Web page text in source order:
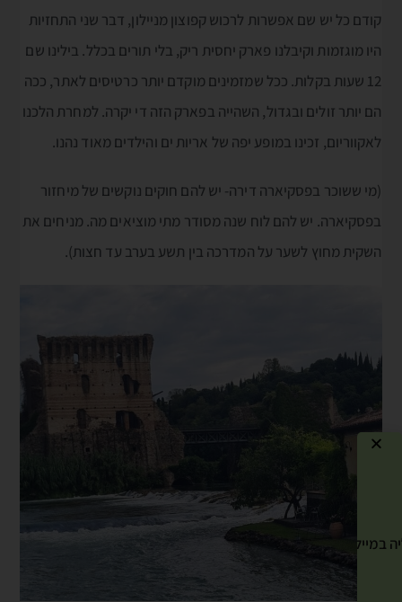
קודם כל יש שם אפשרות לרכוש קפוצון מניילון, דבר שני התחזיות
היו מוגזמות וקיבלנו פארק יחסית ריק, בלי תורים בכלל. בילינו שם
12 שעות בקלות. ככל שמזמינים מוקדם יותר כרטיסים לאתר, ככה
הם יותר זולים ובגדול, השהייה בפארק הזה די יקרה. למחרת הלכנו
לאקווריום, זכינו במופע יפה של אריות ים והילדים מאוד נהנו.
(מי ששוכר בפסקיארה דירה- יש להם חוקים נוקשים של מיחזור
בפסקיארה. יש להם לוח שנה מסודר מתי מוציאים מה. מניחים את
השקית מחוץ לשער על המדרכה בין תשע בערב עד חצות).
במייל שלך! »